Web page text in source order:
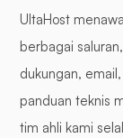
UltaHost
berbagai
dukungan,
panduan teknis
tim ahli kami